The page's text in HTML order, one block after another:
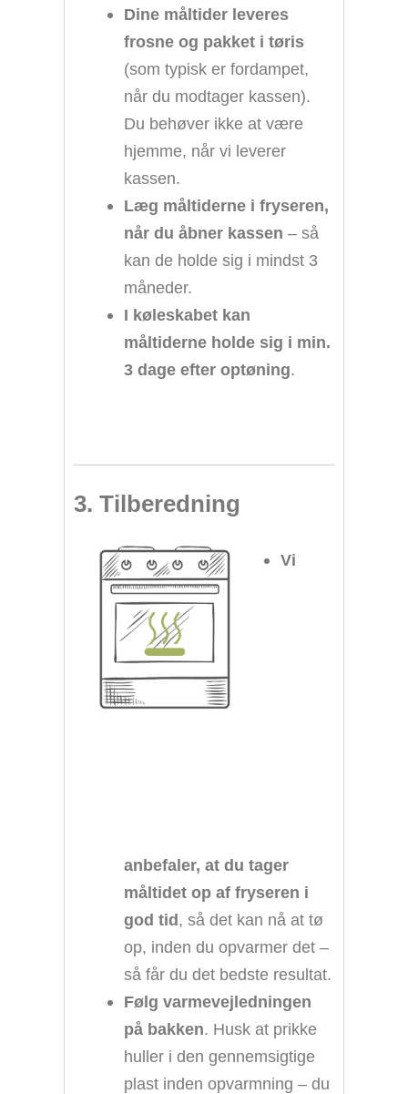
Dine måltider leveres
frosne og pakket i tøris
(som typisk er fordampet,
når du modtager kassen).
Du behøver ikke at være
hjemme, når vi leverer
kassen.
Læg måltiderne i fryseren,
når du åbner kassen – så
kan de holde sig i mindst 3
måneder.
I køleskabet kan
måltiderne holde sig i min.
3 dage efter optøning.
3. Tilberedning
Vi
anbefaler, at du tager
måltidet op af fryseren i
god tid, så det kan nå at tø
op, inden du opvarmer det –
så får du det bedste resultat.
Følg varmevejledningen
på bakken. Husk at prikke
huller i den gennemsigtige
plast inden opvarmning – du